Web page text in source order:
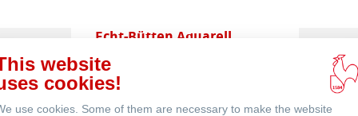
Echt-Bütten Aquarell
website
cookies!
use cookies. Some of them are necessary to make the website